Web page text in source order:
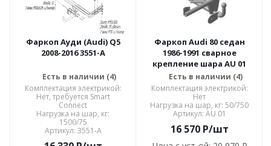
Фаркоп Ауди (Audi) Q5
2008-2016 3551-A
Есть в наличии (4)
Комплектация электрикой:
Нет, требуется Smart
Connect
Нагрузка на шар, кг:
1500/75
Артикул: 3551-A
Фаркоп Audi 80 седан
1986-1991 сварное
крепление шара AU 01
Есть в наличии (4)
Комплектация электрикой:
Нет
Нагрузка на шар, кг: 50/750
Артикул: AU 01
16 570P/шт